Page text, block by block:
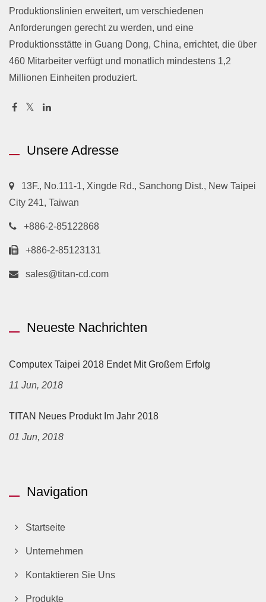
Produktionslinien erweitert, um verschiedenen
Anforderungen gerecht zu werden, und eine
Produktionsstätte in Guang Dong, China, errichtet, die über
460 Mitarbeiter verfügt und monatlich mindestens 1,2
Millionen Einheiten produziert.
Unsere Adresse
13F., No.111-1, Xingde Rd., Sanchong Dist., New Taipei
City 241, Taiwan
+886-2-85122868
+886-2-85123131
sales@titan-cd.com
Neueste Nachrichten
Computex Taipei 2018 Endet Mit Großem Erfolg
11 Jun, 2018
TITAN Neues Produkt Im Jahr 2018
01 Jun, 2018
Navigation
Startseite
Unternehmen
Kontaktieren Sie Uns
Produkte